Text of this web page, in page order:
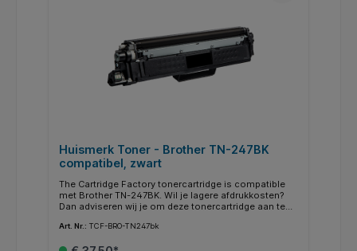
Huismerk Toner - Brother TN-247BK
compatibel, zwart
The Cartridge Factory tonercartridge is compatible
met Brother TN-247BK. Wil je lagere afdrukkosten?
Dan adviseren wij je om deze tonercartridge aan te
printkosten.Deze tonercartridge is uitwisselbaar met
Art. Nr.: TCF-BRO-TN247bk